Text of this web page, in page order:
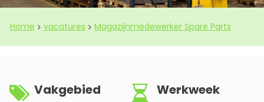
Home vacatures Magazijnmedewerker Spare Parts
Vakgebied Werkweek